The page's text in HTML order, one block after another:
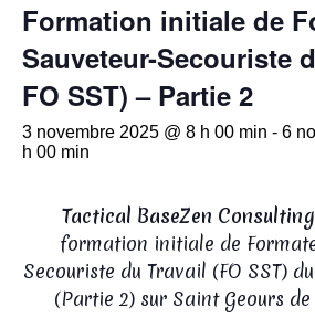
Formation initiale de
Sauveteur-Secouriste
FO SST) – Partie 2
3 novembre 2025 @ 8 h 00 min - 6
h 00 min
Tactical BaseZen Consulting
formation initiale de
Secouriste du Travail (FO SST)
(Partie 2) sur Saint Geours